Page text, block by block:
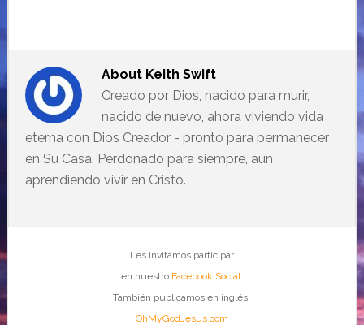
About Keith Swift
Creado por Dios, nacido para murir,
nacido de nuevo, ahora viviendo vida
eterna con Dios Creador - pronto para permanecer
en Su Casa. Perdonado para siempre, aún
aprendiendo vivir en Cristo.
Les invitamos participar
en nuestro Facebook Social.
También publicamos en inglés:
OhMyGodJesus.com